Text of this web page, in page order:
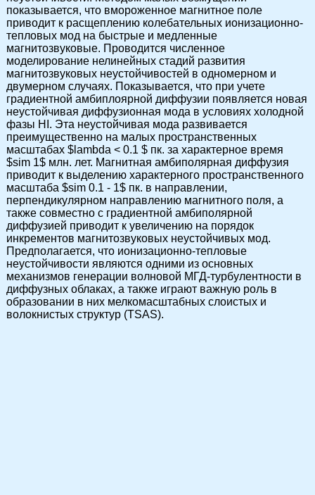
показывается, что вмороженное магнитное поле
приводит к расщеплению колебательных ионизационно-
тепловых мод на быстрые и медленные
магнитозвуковые. Проводится численное
моделирование нелинейных стадий развития
магнитозвуковых неустойчивостей в одномерном и
двумерном случаях. Показывается, что при учете
градиентной амбиплоярной диффузии появляется новая
неустойчивая диффузионная мода в условиях холодной
фазы HI. Эта неустойчивая мода развивается
преимущественно на малых пространственных
масштабах $lambda < 0.1 $ пк. за характерное время
$sim 1$ млн. лет. Магнитная амбиполярная диффузия
приводит к выделению характерного пространственного
масштаба $sim 0.1 - 1$ пк. в направлении,
перпендикулярном направлению магнитного поля, а
также совместно с градиентной амбиполярной
диффузией приводит к увеличению на порядок
инкрементов магнитозвуковых неустойчивых мод.
Предполагается, что ионизационно-тепловые
неустойчивости являются одними из основных
механизмов генерации волновой МГД-турбулентности в
диффузных облаках, а также играют важную роль в
образовании в них мелкомасштабных слоистых и
волокнистых структур (TSAS).